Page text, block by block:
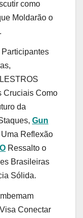
como
Moldarão o
Cruciais Como
da
Gun
Reflexão
Ressalto o
Brasileiras
Sólida.
Visa Conectar